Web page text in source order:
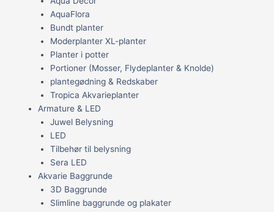
AquaFlora
Bundt planter
Moderplanter XL-planter
Planter i potter
Portioner (Mosser, Flydeplanter & Knolde)
plantegødning & Redskaber
Tropica Akvarieplanter
Armature & LED
Juwel Belysning
LED
Tilbehør til belysning
Sera LED
Akvarie Baggrunde
3D Baggrunde
Slimline baggrunde og plakater